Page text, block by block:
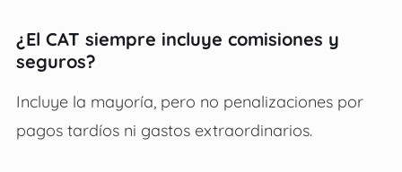
¿El CAT siempre incluye comisiones y
seguros?
Incluye la mayoría, pero no penalizaciones por
pagos tardíos ni gastos extraordinarios.